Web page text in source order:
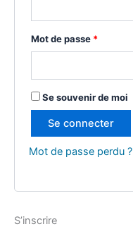
Mot de passe *
Se souvenir de moi
Se connecter
Mot de passe perdu ?
S’inscrire